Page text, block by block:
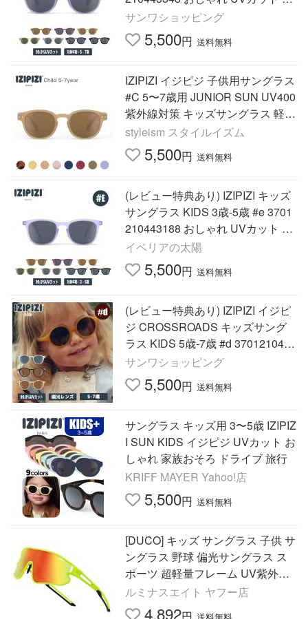
外線対策 ギフト
サンワショッピング
5,500円 送料無料
IZIPIZI イジピジ 子供用サングラス
#C 5〜7歳用 JUNIOR SUN UV400
紫外線対策 キッズサングラス 軽量
おしゃれ フランスブランド 男の子
女の子
styleism スタイルイズム
5,500円 送料無料
(レビュー特典あり) IZIPIZI キッズ
サングラス KIDS 3歳-5歳 #e 3701
210443188 おしゃれ UVカット 紫
外線対策 ギフト
イベリアの太陽
5,500円 送料無料
(レビュー特典あり) IZIPIZI イジピ
ジ CROSSROADS キッズサング
ラス KIDS 5歳-7歳 #d 3701210444
758 おしゃれ UVカット 紫外線対
策 ギフト
サンワショッピング
5,500円 送料無料
サングラス キッズ用 3〜5歳 IZIPIZ
I SUN KIDS イジピジ UVカット お
しゃれ 家族おそろ ドライブ 旅行
KRIFF MAYER Yahoo!店
5,500円 送料無料
[DUCO] キッズ サングラス 子供 サ
ングラス 野球 偏光サングラス ス
ポーツ 超軽量フレーム UV紫外線
カット ランニング サイクリング用
ルミナスエイト ヤフー店
4,892円